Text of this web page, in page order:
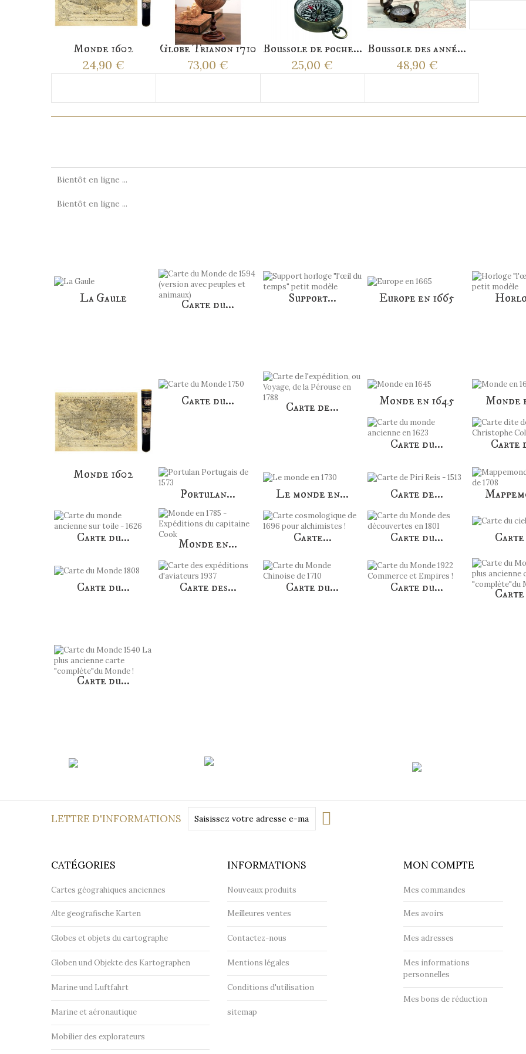
Monde 1602
24,90 €
Globe Trianon 1710
73,00 €
Boussole de poche...
25,00 €
Boussole des anné...
48,90 €
Bientôt en ligne ...
Bientôt en ligne ...
La Gaule Carte du... Support... Europe en 1665
Monde 1602
Carte du... Carte de... Monde en 1645 Monde
Carte du... Carte
Portulan... Le monde en... Carte de...
Carte du... Monde en... Carte... Carte du... Carte
Carte du... Carte des... Carte du... Carte du... Carte
Carte du...
LETTRE D'INFORMATIONS
CATÉGORIES
Cartes géograhiques anciennes
Alte geografische Karten
Globes et objets du cartographe
Globen und Objekte des Kartographen
Marine und Luftfahrt
Marine et aéronautique
Mobilier des explorateurs
INFORMATIONS
Nouveaux produits
Meilleures ventes
Contactez-nous
Mentions légales
Conditions d'utilisation
sitemap
MON COMPTE
Mes commandes
Mes avoirs
Mes adresses
Mes informations
personnelles
Mes bons de réduction